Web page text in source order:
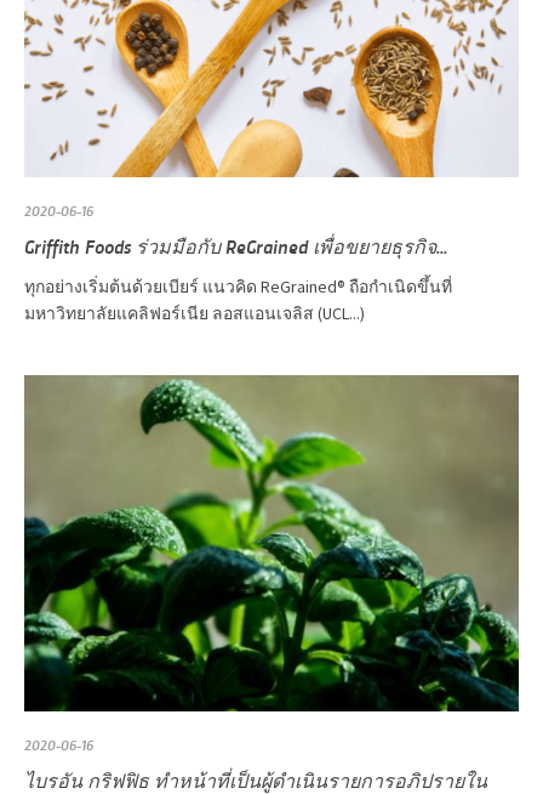
2020-06-16
Griffith Foods ร่วมมือกับ ReGrained เพื่อขยายธุรกิจ...
ทุกอย่างเริ่มต้นด้วยเบียร์ แนวคิด ReGrained® ถือกำเนิดขึ้นที่
มหาวิทยาลัยแคลิฟอร์เนีย ลอสแอนเจลิส (UCL...)
2020-06-16
ไบรอัน กริฟฟิธ ทำหน้าที่เป็นผู้ดำเนินรายการอภิปรายใน